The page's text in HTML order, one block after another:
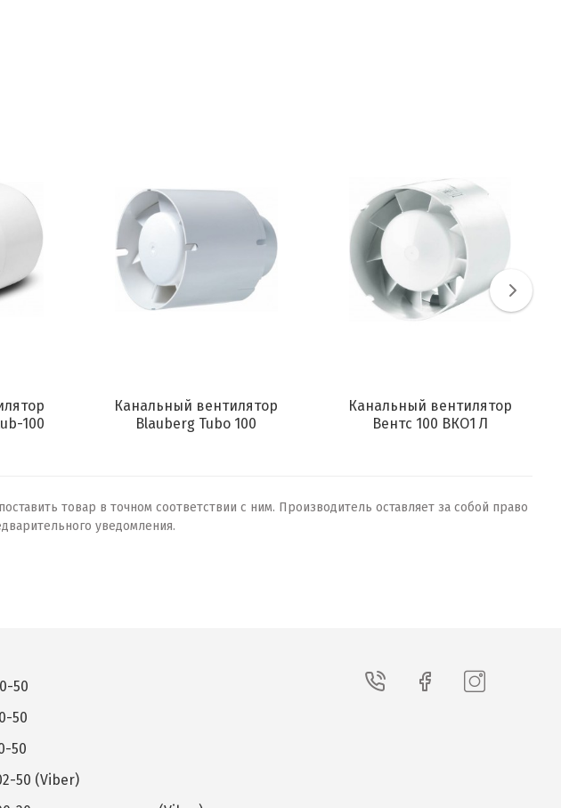
100
Канальный вентилятор
Blauberg Tubo 100
Канальный вентилятор
Вентс 100 ВКО1 Л
товар в точном соответствии с ним. Производитель оставляет за собой право
уведомления.
50
50
50
50 (Viber)